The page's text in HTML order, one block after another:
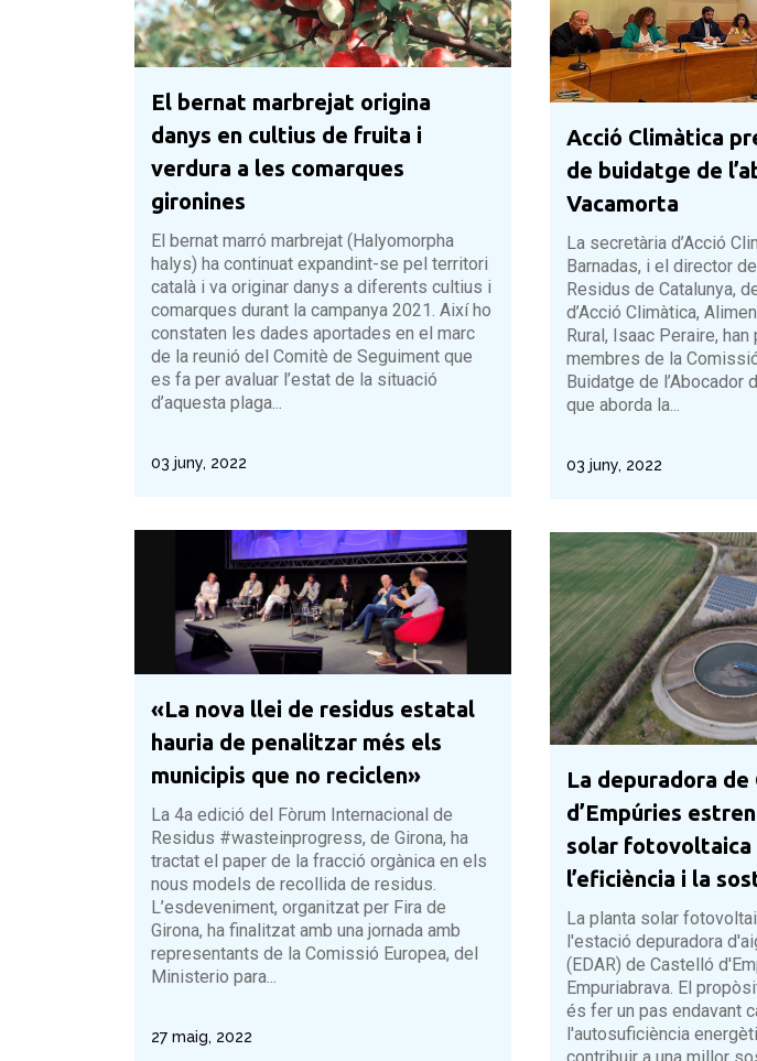
Infraestructures
El bernat marbrejat origina
danys en cultius de fruita i
verdura a les comarques
gironines
El bernat marró marbrejat (Halyomorpha
halys) ha continuat expandint-se pel territori
català i va originar danys a diferents cultius i
comarques durant la campanya 2021. Així ho
constaten les dades aportades en el marc
de la reunió del Comitè de Seguiment que
es fa per avaluar l’estat de la situació
d’aquesta plaga...
03 juny, 2022
Acció Climàtica
de buidatge de
Vacamorta
La secretària d’Acció
Barnadas, i el director
Residus de Catalunya,
d’Acció Climàtica,
Rural, Isaac Peraire,
membres de la
Buidatge de l’Abocador
que aborda la...
03 juny, 2022
«La nova llei de residus estatal
hauria de penalitzar més els
municipis que no reciclen»
La 4a edició del Fòrum Internacional de
Residus #wasteinprogress, de Girona, ha
tractat el paper de la fracció orgànica en els
nous models de recollida de residus.
L’esdeveniment, organitzat per Fira de
Girona, ha finalitzat amb una jornada amb
representants de la Comissió Europea, del
Ministerio para...
27 maig, 2022
La depuradora
d’Empúries
solar fotovoltaica
l’eficiència i la
La planta solar
l'estació depuradora
(EDAR) de Castelló
Empuriabrava. El
és fer un pas endavant
l'autosuficiència